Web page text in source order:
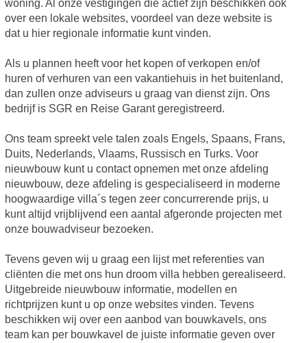
woning. Al onze vestigingen die actief zijn beschikken ook
over een lokale websites, voordeel van deze website is
dat u hier regionale informatie kunt vinden.
Als u plannen heeft voor het kopen of verkopen en/of
huren of verhuren van een vakantiehuis in het buitenland,
dan zullen onze adviseurs u graag van dienst zijn. Ons
bedrijf is SGR en Reise Garant geregistreerd.
Ons team spreekt vele talen zoals Engels, Spaans, Frans,
Duits, Nederlands, Vlaams, Russisch en Turks. Voor
nieuwbouw kunt u contact opnemen met onze afdeling
nieuwbouw, deze afdeling is gespecialiseerd in moderne
hoogwaardige villa´s tegen zeer concurrerende prijs, u
kunt altijd vrijblijvend een aantal afgeronde projecten met
onze bouwadviseur bezoeken.
Tevens geven wij u graag een lijst met referenties van
cliënten die met ons hun droom villa hebben gerealiseerd.
Uitgebreide nieuwbouw informatie, modellen en
richtprijzen kunt u op onze websites vinden. Tevens
beschikken wij over een aanbod van bouwkavels, ons
team kan per bouwkavel de juiste informatie geven over